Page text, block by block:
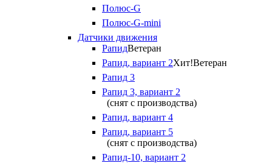
Полюс-G
Полюс-G-mini
Датчики движения
РапидВетеран
Рапид, вариант 2Хит!Ветеран
Рапид 3
Рапид 3, вариант 2
(снят с производства)
Рапид, вариант 4
Рапид, вариант 5
(снят с производства)
Рапид-10, вариант 2